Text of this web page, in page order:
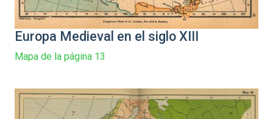
Europa Medieval en el siglo XIII
Mapa de la página 13